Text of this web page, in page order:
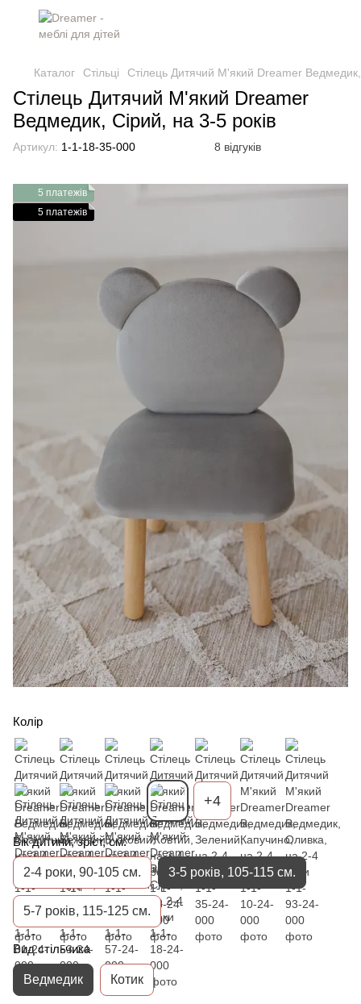
Каталог Стільці Стілець Дитячий М'який Dreamer Ведмедик,
Стілець Дитячий М'який Dreamer
Ведмедик, Сірий, на 3-5 років
Артикул: 1-1-18-35-000 8 відгуків
5 платежів
5 платежів
Колір
+4
Вік дитини, зріст, см.
2-4 роки, 90-105 см. 3-5 років, 105-115 см.
5-7 років, 115-125 см.
Вид стільчика
Ведмедик Котик